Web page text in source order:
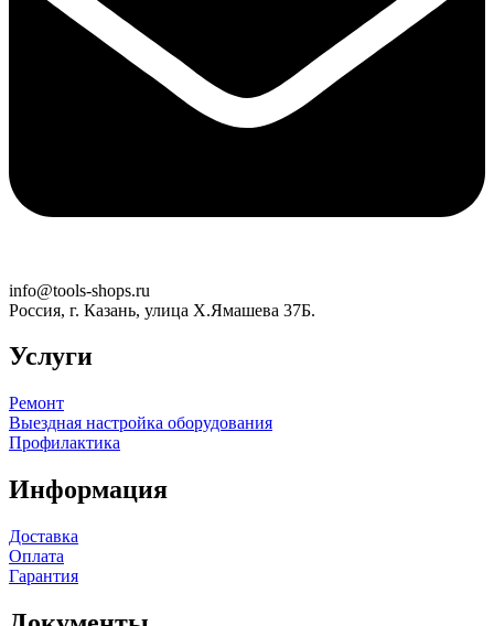
info@tools-shops.ru
Россия, г. Казань, улица Х.Ямашева 37Б.
Услуги
Ремонт
Выездная настройка оборудования
Профилактика
Информация
Доставка
Оплата
Гарантия